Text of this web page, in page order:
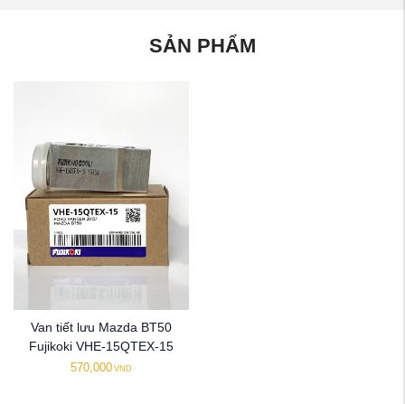
SẢN PHẨM
Van tiết lưu Mazda BT50
Fujikoki VHE-15QTEX-15
570,000 VND